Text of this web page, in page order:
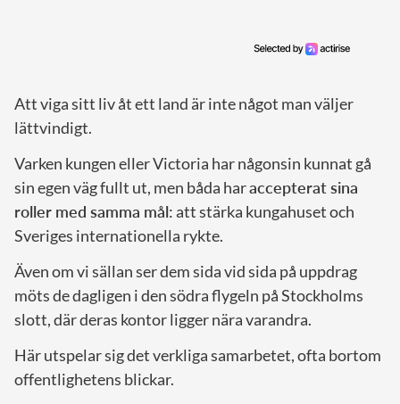
Att viga sitt liv åt ett land är inte något man väljer
lättvindigt.
Varken kungen eller Victoria har någonsin kunnat gå
sin egen väg fullt ut, men båda haraccepterat sina
roller med samma mål: att stärka kungahuset och
Sveriges internationella rykte.
Även om vi sällan ser dem sida vid sida på uppdrag
möts de dagligen i den södra flygeln på Stockholms
slott, där deras kontor ligger nära varandra.
Här utspelar sig det verkliga samarbetet, ofta bortom
offentlighetens blickar.